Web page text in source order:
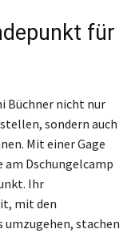
für
Büchner nicht nur
sondern auch
Mit einer Gage
am Dschungelcamp
Ihr
mit den
umzugehen, stachen